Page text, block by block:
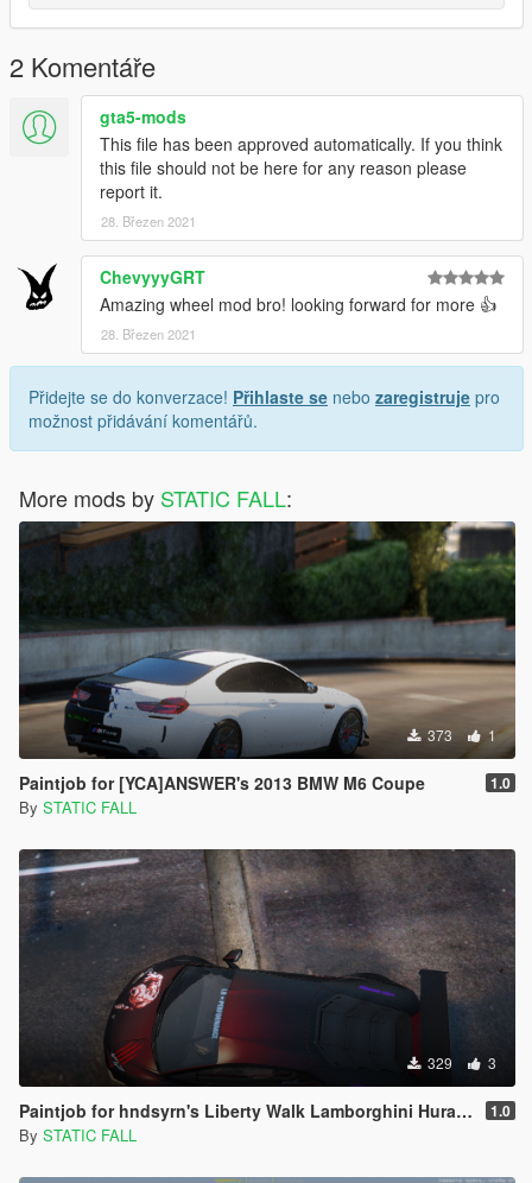
2 Komentáře
gta5-mods
This file has been approved automatically. If you think
this file should not be here for any reason please
report it.
28. Březen 2021
ChevyyyGRT
Amazing wheel mod bro! looking forward for more 👍
28. Březen 2021
Přidejte se do konverzace! Přihlaste se nebo zaregistruje pro
možnost přidávání komentářů.
More mods by STATIC FALL:
373 1
Paintjob for [YCA]ANSWER's 2013 BMW M6 Coupe 1.0
By STATIC FALL
329 3
Paintjob for hndsyrn's Liberty Walk Lamborghini Huracan LP610-4 1.0
By STATIC FALL